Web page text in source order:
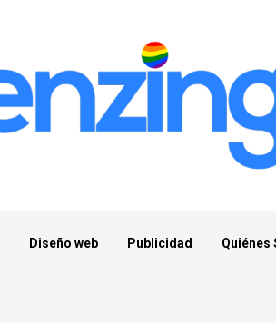
Diseño web Publicidad Quiénes